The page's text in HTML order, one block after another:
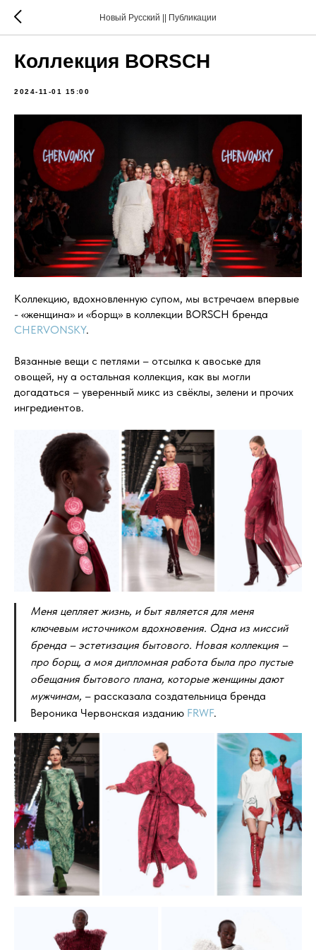
Новый Русский || Публикации
Коллекция BORSCH
2024-11-01 15:00
Коллекцию, вдохновленную супом, мы встречаем впервые
- «женщина» и «борщ» в коллекции BORSCH бренда
CHERVONSKY.
Вязанные вещи с петлями – отсылка к авоське для
овощей, ну а остальная коллекция, как вы могли
догадаться – уверенный микс из свёклы, зелени и прочих
ингредиентов.
Меня цепляет жизнь, и быт является для меня
ключевым источником вдохновения. Одна из миссий
бренда – эстетизация бытового. Новая коллекция –
про борщ, а моя дипломная работа была про пустые
обещания бытового плана, которые женщины дают
мужчинам, – рассказала создательница бренда
Вероника Червонская изданию FRWF.